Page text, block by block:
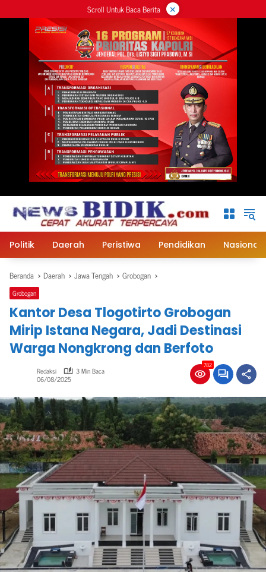
ke
Scroll Untuk Baca Berita ×
Politik Daerah Peristiwa Pendidikan Nasional
Beranda Daerah Jawa Tengah Grobogan
Grobogan
Kantor Desa Tlogotirto Grobogan
Mirip Istana Negara, Jadi Destinasi
Warga Nongkrong dan Berfoto
Redaksi 3 Min Baca
06/08/2025
782